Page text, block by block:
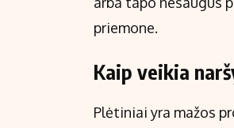
priemone.
Kaip veikia
Plėtiniai yra mažos